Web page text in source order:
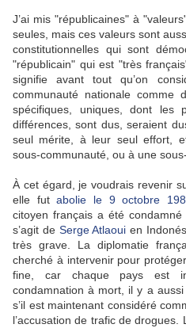
J’ai mis "républicaines" à
seules, mais ces valeurs sont
constitutionnelles qui sont
"républicain" qui est "très
signifie avant tout qu’on
communauté nationale comme
spécifiques, uniques, dont les
différences, sont dus, seraient
seul mérite, à leur seul effort,
sous-communauté, ou à une
À cet égard, je voudrais revenir
elle futabolie le 9 octobre
citoyen français a été
s’agit de Serge Atlaoui en
très grave. La diplomatie
cherché à intervenir pour
fine, car chaque pays est
condamnation à mort, il y a
s’il est maintenant considéré
l’accusation de trafic de